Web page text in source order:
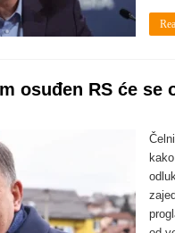
osuđen RS će se